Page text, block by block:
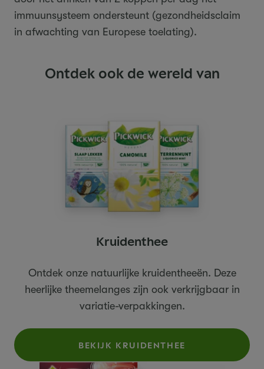
immuunsysteem ondersteunt (gezondheidsclaim
in afwachting van Europese toelating).
Ontdek ook de wereld van
Kruidenthee
Ontdek onze natuurlijke kruidentheeën. Deze
heerlijke theemelanges zijn ook verkrijgbaar in
variatie-verpakkingen.
BEKIJK KRUIDENTHEE